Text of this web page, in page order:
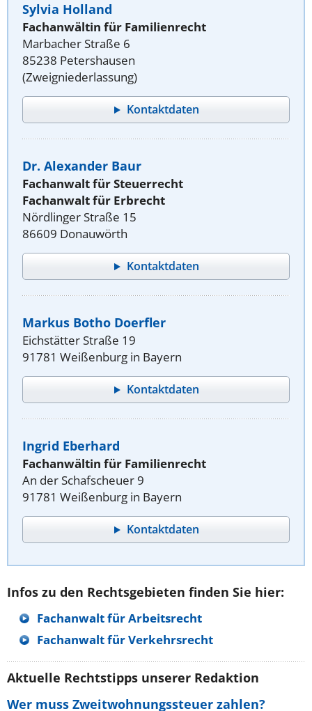
Sylvia Holland
Fachanwältin für Familienrecht
Marbacher Straße 6
85238 Petershausen
(Zweigniederlassung)
Kontaktdaten
Dr. Alexander Baur
Fachanwalt für Steuerrecht
Fachanwalt für Erbrecht
Nördlinger Straße 15
86609 Donauwörth
Kontaktdaten
Markus Botho Doerfler
Eichstätter Straße 19
91781 Weißenburg in Bayern
Kontaktdaten
Ingrid Eberhard
Fachanwältin für Familienrecht
An der Schafscheuer 9
91781 Weißenburg in Bayern
Kontaktdaten
Infos zu den Rechtsgebieten finden Sie hier:
Fachanwalt für Arbeitsrecht
Fachanwalt für Verkehrsrecht
Aktuelle Rechtstipps unserer Redaktion
Wer muss Zweitwohnungssteuer zahlen?